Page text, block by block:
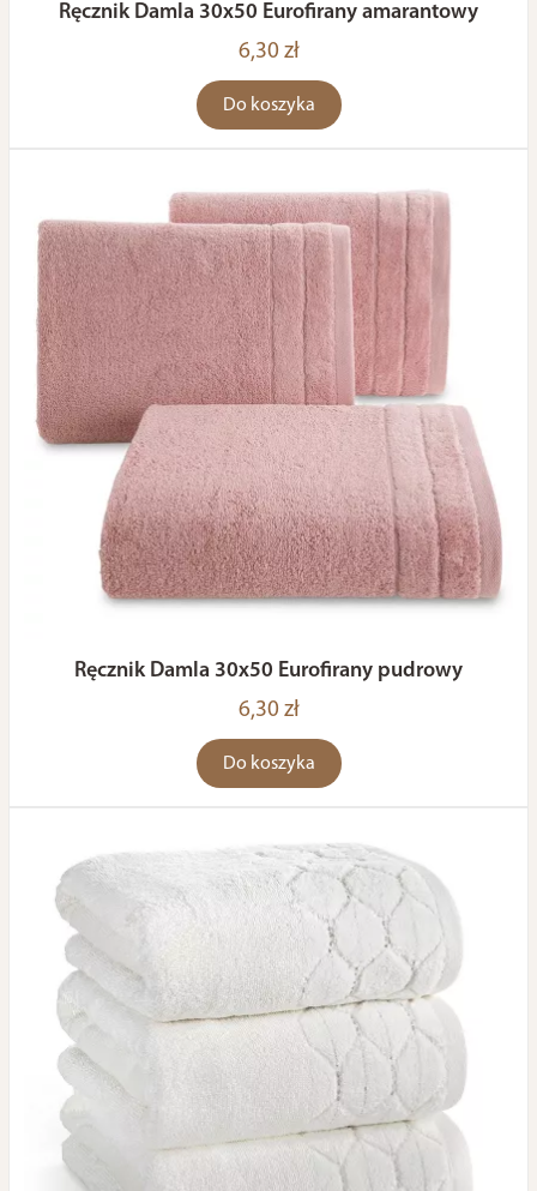
Ręcznik Damla 30x50 Eurofirany amarantowy
6,30 zł
Do koszyka
Ręcznik Damla 30x50 Eurofirany pudrowy
6,30 zł
Do koszyka